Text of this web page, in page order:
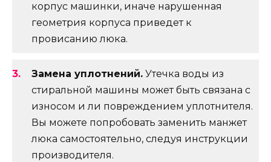
корпус машинки, иначе нарушенная
геометрия корпуса приведет к
провисанию люка.
Замена уплотнений. Утечка воды из
стиральной машины может быть связана с
износом и ли повреждением уплотнителя.
Вы можете попробовать заменить манжет
люка самостоятельно, следуя инструкции
производителя.